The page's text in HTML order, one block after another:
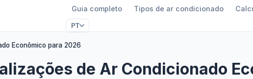
Guia completo Tipos de ar condicionado
PT
Econômico para 2026
de Ar Condicionado